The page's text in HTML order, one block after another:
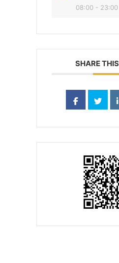
08:00 - 23:00
SHARE